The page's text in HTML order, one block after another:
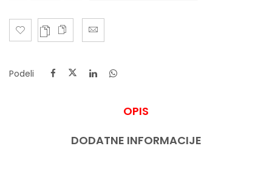
Podeli
OPIS
DODATNE INFORMACIJE